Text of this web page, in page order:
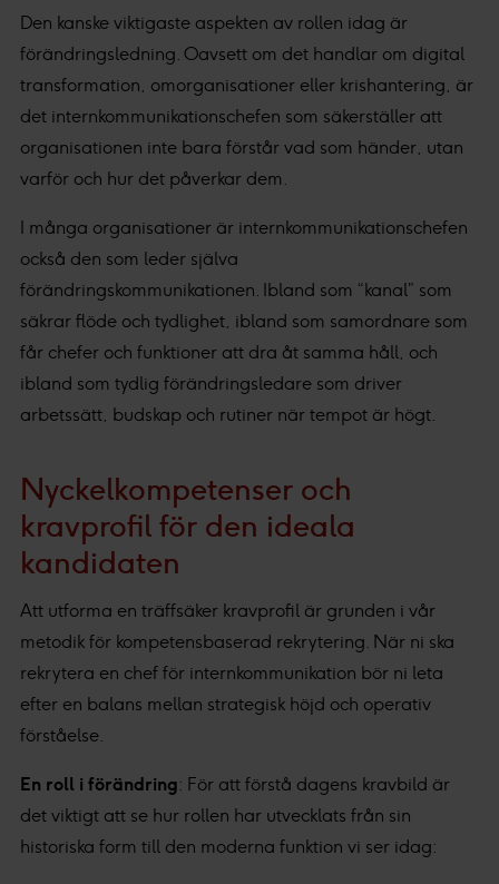
Den kanske viktigaste aspekten av rollen idag är
förändringsledning. Oavsett om det handlar om digital
transformation, omorganisationer eller krishantering, är
det internkommunikationschefen som säkerställer att
organisationen inte bara förstår vad som händer, utan
varför och hur det påverkar dem.
I många organisationer är internkommunikationschefen
också den som leder själva
förändringskommunikationen. Ibland som “kanal” som
säkrar flöde och tydlighet, ibland som samordnare som
får chefer och funktioner att dra åt samma håll, och
ibland som tydlig förändringsledare som driver
arbetssätt, budskap och rutiner när tempot är högt.
Nyckelkompetenser och
kravprofil för den ideala
kandidaten
Att utforma en träffsäker kravprofil är grunden i vår
metodik för kompetensbaserad rekrytering. När ni ska
rekrytera en chef för internkommunikation bör ni leta
efter en balans mellan strategisk höjd och operativ
förståelse.
En roll i förändring: För att förstå dagens kravbild är
det viktigt att se hur rollen har utvecklats från sin
historiska form till den moderna funktion vi ser idag: